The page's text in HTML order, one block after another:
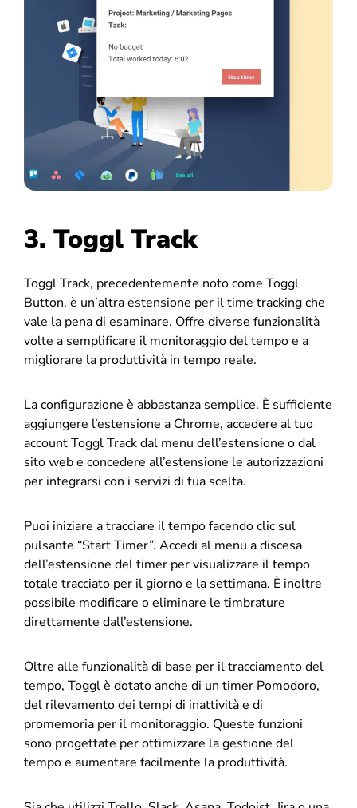
3. Toggl Track
Toggl Track, precedentemente noto come Toggl
Button, è un’altra estensione per il time tracking che
vale la pena di esaminare. Offre diverse funzionalità
volte a semplificare il monitoraggio del tempo e a
migliorare la produttività in tempo reale.
La configurazione è abbastanza semplice. È sufficiente
aggiungere l’estensione a Chrome, accedere al tuo
account Toggl Track dal menu dell’estensione o dal
sito web e concedere all’estensione le autorizzazioni
per integrarsi con i servizi di tua scelta.
Puoi iniziare a tracciare il tempo facendo clic sul
pulsante “Start Timer”. Accedi al menu a discesa
dell’estensione del timer per visualizzare il tempo
totale tracciato per il giorno e la settimana. È inoltre
possibile modificare o eliminare le timbrature
direttamente dall’estensione.
Oltre alle funzionalità di base per il tracciamento del
tempo, Toggl è dotato anche di un timer Pomodoro,
del rilevamento dei tempi di inattività e di
promemoria per il monitoraggio. Queste funzioni
sono progettate per ottimizzare la gestione del
tempo e aumentare facilmente la produttività.